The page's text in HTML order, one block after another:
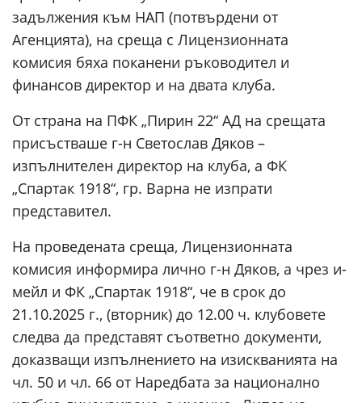
задължения към НАП (потвърдени от
Агенцията), на среща с Лицензионната
комисия бяха поканени ръководител и
финансов директор и на двата клуба.
От страна на ПФК „Пирин 22“ АД на срещата
присъстваше г-н Светослав Дяков –
изпълнителен директор на клуба, a ФК
„Спартак 1918“, гр. Варна не изпрати
представител.
На проведената среща, Лицензионната
комисия информира лично г-н Дяков, а чрез и-
мейл и ФК „Спартак 1918“, че в срок до
21.10.2025 г., (вторник) до 12.00 ч. клубовете
следва да представят съответно документи,
доказващи изпълнението на изискванията на
чл. 50 и чл. 66 от Наредбата за национално